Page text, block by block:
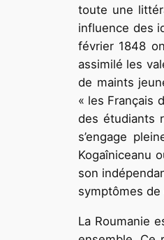
toute une
influence des
février 1848
assimilé les
de maints
« les Français
des étudiants
s’engage
Kogaîniceanu
son
symptômes de
La Roumanie